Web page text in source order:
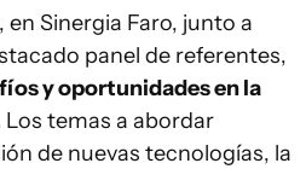
en Sinergia Faro, junto a
panel de referentes,
y oportunidades en la
Los temas a abordar
de nuevas tecnologías, la